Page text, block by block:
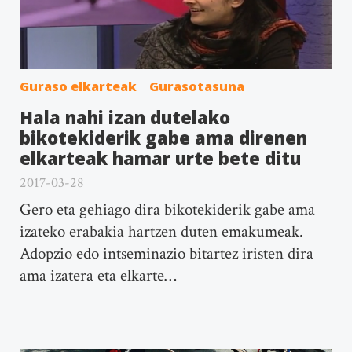
Guraso elkarteak Gurasotasuna
Hala nahi izan dutelako
bikotekiderik gabe ama direnen
elkarteak hamar urte bete ditu
2017-03-28
Gero eta gehiago dira bikotekiderik gabe ama
izateko erabakia hartzen duten emakumeak.
Adopzio edo intseminazio bitartez iristen dira
ama izatera eta elkarte…